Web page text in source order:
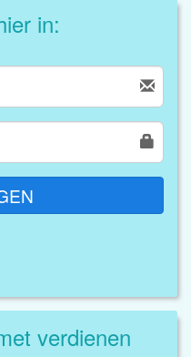
in:
Start vandaag nog met verdienen